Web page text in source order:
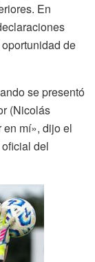
En
de
se presentó
(Nicolás
en mí», dijo el
del